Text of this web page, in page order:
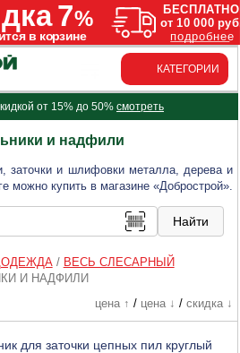
КАТЕГОРИИ
от 15% до 50% смотреть
и надфили
заточки и шлифовки металла, дерева и
можно купить в магазине «Добрострой».
/ ВЕСЬ СЛЕСАРНЫЙ
И НАДФИЛИ
цена ↑ / цена ↓ / скидка ↓
для заточки цепных пил круглый